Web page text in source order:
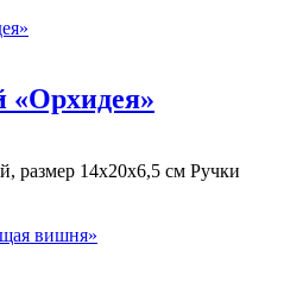
«Орхидея»
размер 14х20х6,5 см Ручки